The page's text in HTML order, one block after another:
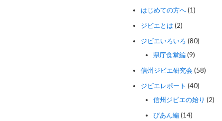
はじめての方へ(1)
ジビエとは (2)
ジビエいろいろ (80)
県庁食堂編(9)
信州ジビエ研究会(58)
ジビエレポート (40)
信州ジビエの始り (2)
ぴあん編(14)